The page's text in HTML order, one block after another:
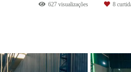
627 visualizações 8